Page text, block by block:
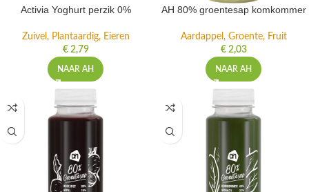
Activia Yoghurt perzik 0%
Zuivel, Plantaardig, Eieren
€2,79
NAAR AH
AH 80% groentesap komkommer
Aardappel, Groente, Fruit
€2,03
NAAR AH